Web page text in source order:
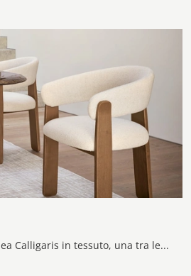
Con questa sedia Anthea Calligaris in tessuto, una tra le nostre sedute fisse design, potrai impreziosire i tuoi spazi.